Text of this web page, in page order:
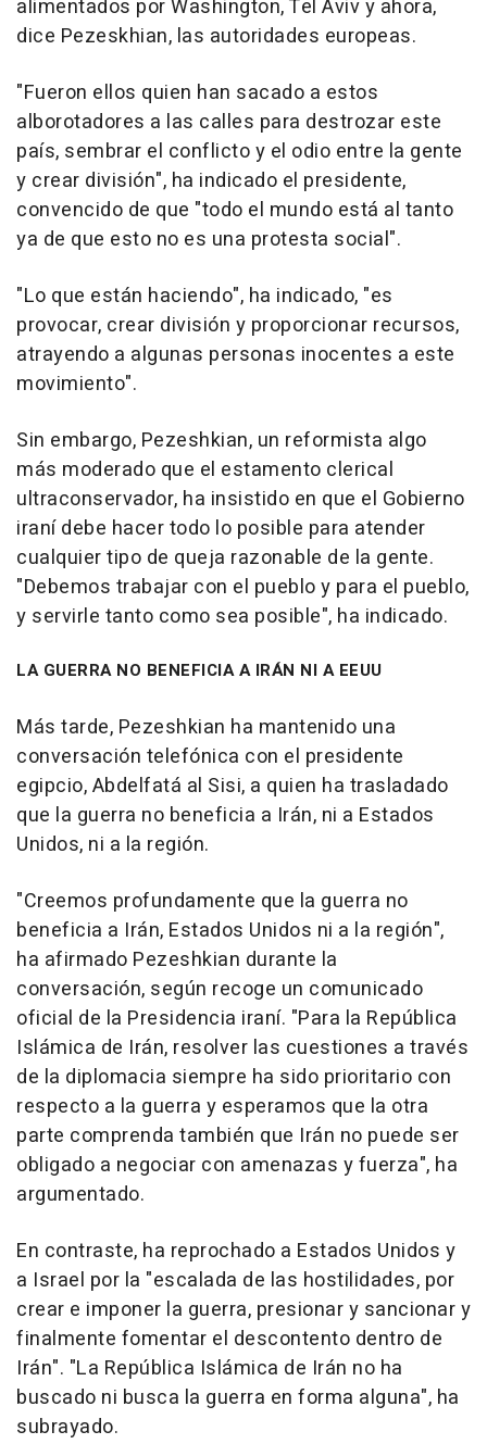
alimentados por Washington, Tel Aviv y ahora,
dice Pezeskhian, las autoridades europeas.
"Fueron ellos quien han sacado a estos
alborotadores a las calles para destrozar este
país, sembrar el conflicto y el odio entre la gente
y crear división", ha indicado el presidente,
convencido de que "todo el mundo está al tanto
ya de que esto no es una protesta social".
"Lo que están haciendo", ha indicado, "es
provocar, crear división y proporcionar recursos,
atrayendo a algunas personas inocentes a este
movimiento".
Sin embargo, Pezeshkian, un reformista algo
más moderado que el estamento clerical
ultraconservador, ha insistido en que el Gobierno
iraní debe hacer todo lo posible para atender
cualquier tipo de queja razonable de la gente.
"Debemos trabajar con el pueblo y para el pueblo,
y servirle tanto como sea posible", ha indicado.
LA GUERRA NO BENEFICIA A IRÁN NI A EEUU
Más tarde, Pezeshkian ha mantenido una
conversación telefónica con el presidente
egipcio, Abdelfatá al Sisi, a quien ha trasladado
que la guerra no beneficia a Irán, ni a Estados
Unidos, ni a la región.
"Creemos profundamente que la guerra no
beneficia a Irán, Estados Unidos ni a la región",
ha afirmado Pezeshkian durante la
conversación, según recoge un comunicado
oficial de la Presidencia iraní. "Para la República
Islámica de Irán, resolver las cuestiones a través
de la diplomacia siempre ha sido prioritario con
respecto a la guerra y esperamos que la otra
parte comprenda también que Irán no puede ser
obligado a negociar con amenazas y fuerza", ha
argumentado.
En contraste, ha reprochado a Estados Unidos y
a Israel por la "escalada de las hostilidades, por
crear e imponer la guerra, presionar y sancionar y
finalmente fomentar el descontento dentro de
Irán". "La República Islámica de Irán no ha
buscado ni busca la guerra en forma alguna", ha
subrayado.